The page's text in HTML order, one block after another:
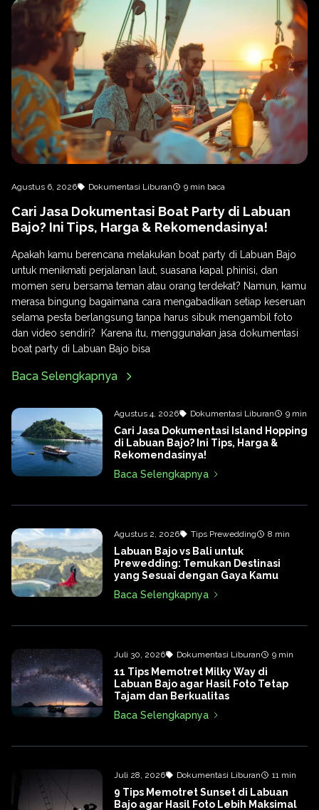
Agustus 6, 2026 Dokumentasi Liburan 9 min baca
Cari Jasa Dokumentasi Boat Party di Labuan
Bajo? Ini Tips, Harga & Rekomendasinya!
Apakah kamu berencana melakukan boat party di Labuan Bajo
untuk menikmati perjalanan laut, suasana kapal phinisi, dan
momen seru bersama teman atau orang terdekat? Namun, kamu
merasa bingung bagaimana cara mengabadikan setiap keseruan
selama pesta berlangsung tanpa harus sibuk mengambil foto
dan video sendiri? Karena itu, menggunakan jasa dokumentasi
boat party di Labuan Bajo bisa
Baca Selengkapnya
Agustus 4, 2026 Dokumentasi Liburan 9 min
Cari Jasa Dokumentasi Island Hopping
di Labuan Bajo? Ini Tips, Harga &
Rekomendasinya!
Baca Selengkapnya
Agustus 2, 2026 Tips Prewedding 8 min
Labuan Bajo vs Bali untuk
Prewedding: Temukan Destinasi
yang Sesuai dengan Gaya Kamu
Baca Selengkapnya
Juli 30, 2026 Dokumentasi Liburan 9 min
11 Tips Memotret Milky Way di
Labuan Bajo agar Hasil Foto Tetap
Tajam dan Berkualitas
Baca Selengkapnya
Juli 28, 2026 Dokumentasi Liburan 11 min
9 Tips Memotret Sunset di Labuan
Bajo agar Hasil Foto Lebih Maksimal